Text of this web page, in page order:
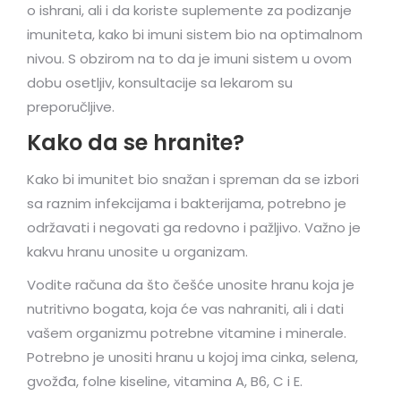
o ishrani, ali i da koriste suplemente za podizanje
imuniteta, kako bi imuni sistem bio na optimalnom
nivou. S obzirom na to da je imuni sistem u ovom
dobu osetljiv, konsultacije sa lekarom su
preporučljive.
Kako da se hranite?
Kako bi imunitet bio snažan i spreman da se izbori
sa raznim infekcijama i bakterijama, potrebno je
održavati i negovati ga redovno i pažljivo. Važno je
kakvu hranu unosite u organizam.
Vodite računa da što češće unosite hranu koja je
nutritivno bogata, koja će vas nahraniti, ali i dati
vašem organizmu potrebne vitamine i minerale.
Potrebno je unositi hranu u kojoj ima cinka, selena,
gvožđa, folne kiseline, vitamina A, B6, C i E.